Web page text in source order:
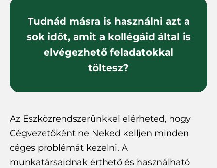
Tudnád másra is használni azt a
sok időt, amit a kollégáid által is
elvégezhető feladatokkal
töltesz?
Az Eszközrendszerünkkel elérheted, hogy
Cégvezetőként ne Neked kelljen minden
céges problémát kezelni. A
munkatársaidnak érthető és használható